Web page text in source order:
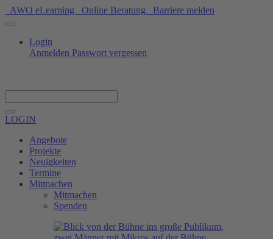
AWO eLearning Online Beratung Barriere melden
Login
Anmelden Passwort vergessen
LOGIN
Angebote
Projekte
Neuigkeiten
Termine
Mitmachen
Mitmachen
Spenden